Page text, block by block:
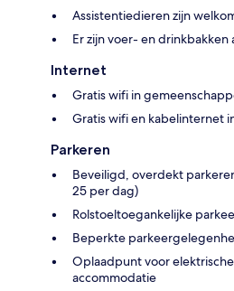
Assistentiedieren zijn
Er zijn voer- en drinkbakken
Internet
Gratis wifi in
Gratis wifi en kabelinternet
Parkeren
Beveiligd, overdekt
25 per dag)
Rolstoeltoegankelijke
Beperkte
Oplaadpunt voor
accommodatie